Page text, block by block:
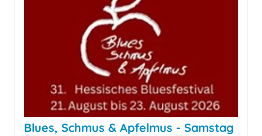
Blues, Schmus & Apfelmus - Samstag